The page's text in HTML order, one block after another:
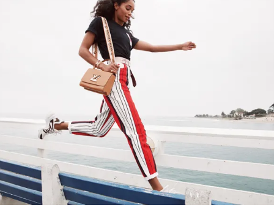
LOVE BITES: LOS NUEVOS ARTÍCULOS